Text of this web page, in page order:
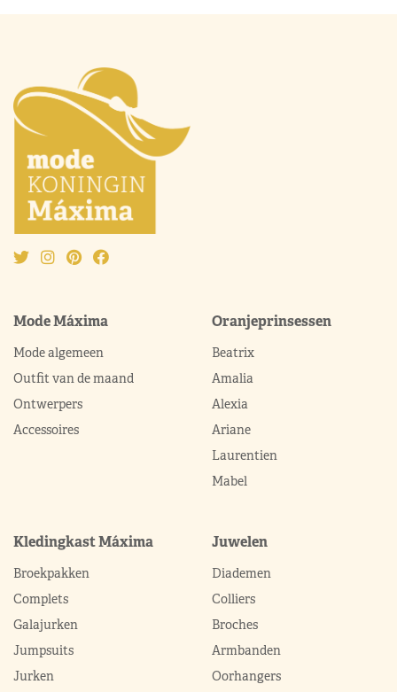
Mode Máxima
Mode algemeen
Outfit van de maand
Ontwerpers
Accessoires
Oranjeprinsessen
Beatrix
Amalia
Alexia
Ariane
Laurentien
Mabel
Kledingkast Máxima
Broekpakken
Complets
Galajurken
Jumpsuits
Jurken
Juwelen
Diademen
Colliers
Broches
Armbanden
Oorhangers